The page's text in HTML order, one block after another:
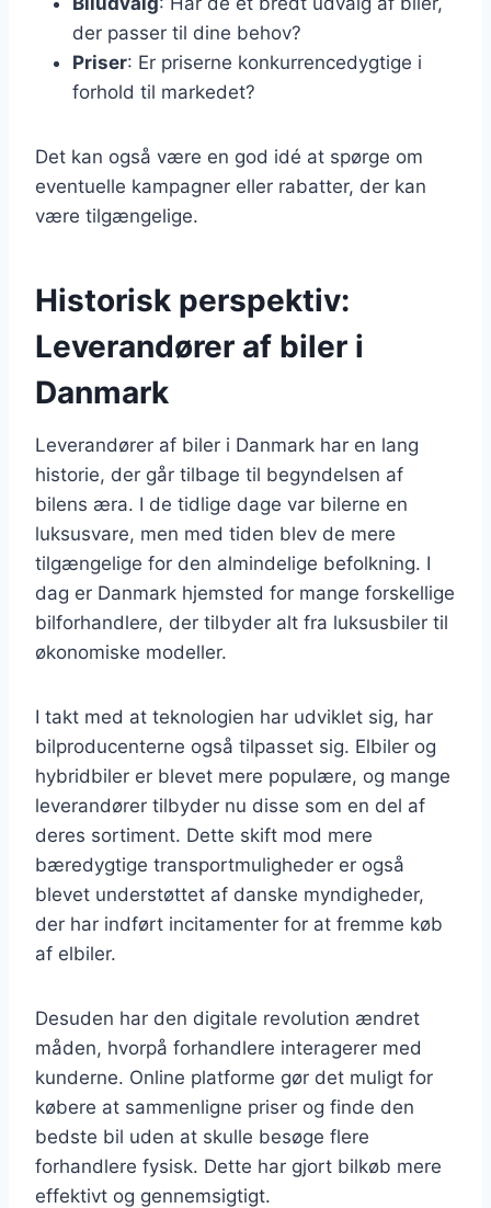
der passer til dine behov?
Priser: Er priserne konkurrencedygtige i
forhold til markedet?
Det kan også være en god idé at spørge om
eventuelle kampagner eller rabatter, der kan
være tilgængelige.
Historisk perspektiv:
Leverandører af biler i
Danmark
Leverandører af biler i Danmark har en lang
historie, der går tilbage til begyndelsen af
bilens æra. I de tidlige dage var bilerne en
luksusvare, men med tiden blev de mere
tilgængelige for den almindelige befolkning. I
dag er Danmark hjemsted for mange forskellige
bilforhandlere, der tilbyder alt fra luksusbiler til
økonomiske modeller.
I takt med at teknologien har udviklet sig, har
bilproducenterne også tilpasset sig. Elbiler og
hybridbiler er blevet mere populære, og mange
leverandører tilbyder nu disse som en del af
deres sortiment. Dette skift mod mere
bæredygtige transportmuligheder er også
blevet understøttet af danske myndigheder,
der har indført incitamenter for at fremme køb
af elbiler.
Desuden har den digitale revolution ændret
måden, hvorpå forhandlere interagerer med
kunderne. Online platforme gør det muligt for
købere at sammenligne priser og finde den
bedste bil uden at skulle besøge flere
forhandlere fysisk. Dette har gjort bilkøb mere
effektivt og gennemsigtigt.